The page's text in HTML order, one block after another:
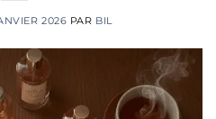
2026 PAR BIL